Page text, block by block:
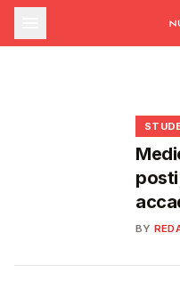
sfide che
Ssn
Decreto PA e
le scorte Covid,
INFERMIERE
Decreto PA: nuove
BY